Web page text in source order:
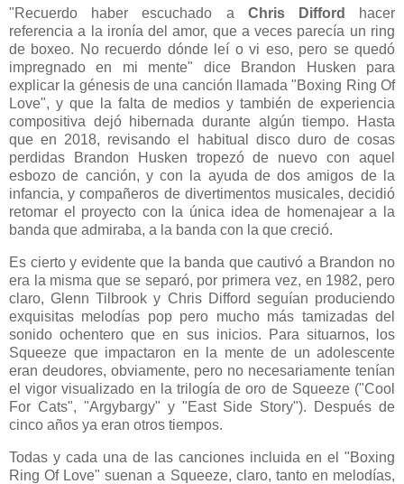
"Recuerdo haber escuchado a Chris Difford
hacer
referencia a la ironía del amor, que a veces parecía un ring
de boxeo. No recuerdo dónde leí o vi eso, pero se quedó
impregnado en mi mente" dice Brandon Husken para
explicar la génesis de una canción llamada "Boxing Ring Of
Love", y que la falta de medios y también de experiencia
compositiva dejó hibernada durante algún tiempo. Hasta
que en 2018, revisando el habitual disco duro de cosas
perdidas Brandon Husken tropezó de nuevo con aquel
esbozo de canción, y con la ayuda de dos amigos de la
infancia, y compañeros de divertimentos musicales, decidió
retomar el proyecto con la única idea de homenajear a la
banda que admiraba, a la banda con la que creció.
Es cierto y evidente que la banda que cautivó a Brandon no
era la misma que se separó, por primera vez, en 1982, pero
claro, Glenn Tilbrook y Chris Difford seguían produciendo
exquisitas melodías pop pero mucho más tamizadas del
sonido ochentero que en sus inicios. Para situarnos, los
Squeeze que impactaron en la mente de un adolescente
eran deudores, obviamente, pero no necesariamente tenían
el vigor visualizado en la trilogía de oro de Squeeze ("Cool
For Cats", "Argybargy" y "East Side Story"). Después de
cinco años ya eran otros tiempos.
Todas y cada una de las canciones incluida en el "Boxing
Ring Of Love" suenan a Squeeze, claro, tanto en melodías,